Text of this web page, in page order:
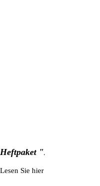
Heftpaket "Liebe,
Lesen Sie hier exklusiv, was